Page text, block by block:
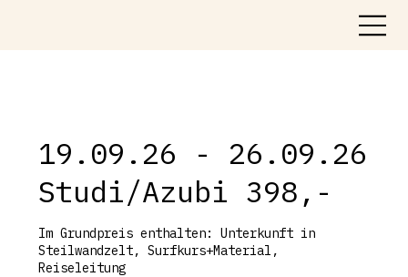
19.09.26 - 26.09.26
Studi/Azubi 398,-
Im Grundpreis enthalten: Unterkunft in
Steilwandzelt, Surfkurs+Material,
Reiseleitung